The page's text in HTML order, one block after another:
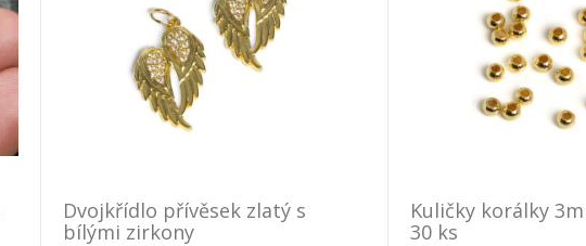
Dvojkřídlo přívěsek zlatý s
bílými zirkony
Kuličky korálky
30 ks